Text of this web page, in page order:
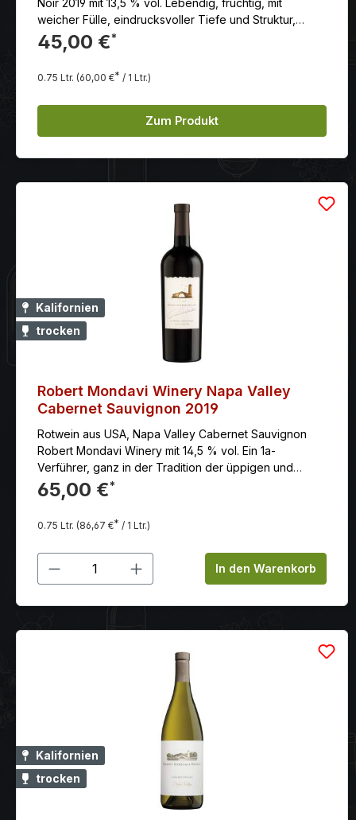
weicher Fülle, eindrucksvoller Tiefe und Struktur,
saftige Aromen von Pflaumen und süß gereiften
Schattenmorellen verschmelzen mit Anklängen von
Kräutern, dunklen Gewürzen und zarten Röstnoten,
seidiges Tannin begleitet das traumhaft sanfte, lang
anhaltende Finale
45,00 €*
0.75 Ltr. (60,00 €* / 1 Ltr.)
Zum Produkt
Kalifornien
trocken
Robert Mondavi Winery Napa Valley
Cabernet Sauvignon 2019
Rotwein aus USA, Napa Valley Cabernet Sauvignon
Robert Mondavi Winery mit 14,5 % vol. Ein 1a-
Verführer, ganz in der Tradition der üppigen und
zugleich hocheleganten Napa Valley- Cabernet
Sauvignon von Robert Mondavi.
65,00 €*
0.75 Ltr. (86,67 €* / 1 Ltr.)
Produkt Anzahl: Gib denIn den Warenkorb
Kalifornien
trocken